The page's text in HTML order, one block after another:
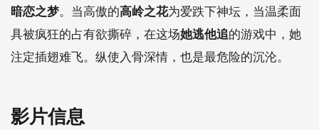
暗恋之梦。当高傲的高岭之花为爱跌下神坛，当温柔面
具被疯狂的占有欲撕碎，在这场她逃他追的游戏中，她
注定插翅难飞。纵使入骨深情，也是最危险的沉沦。
影片信息